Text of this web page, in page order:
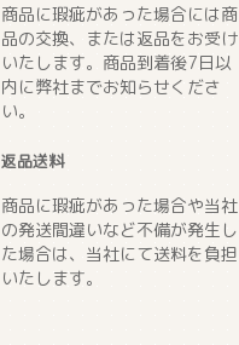
商品に瑕疵があった場合には商
品の交換、または返品をお受け
いたします。商品到着後7日以
内に弊社までお知らせくださ
い。
返品送料
商品に瑕疵があった場合や当社
の発送間違いなど不備が発生し
た場合は、当社にて送料を負担
いたします。